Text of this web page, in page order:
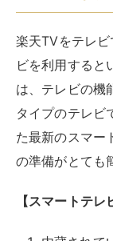
内蔵されて
テレビの
ンをタップ
アプリをイ
力して視聴
GoogleTVは、
きます。